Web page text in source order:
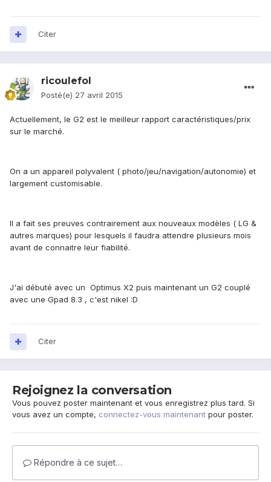
Citer
ricoulefol
Posté(e) 27 avril 2015
Actuellement, le G2 est le meilleur rapport caractéristiques/prix
sur le marché.
On a un appareil polyvalent ( photo/jeu/navigation/autonomie) et
largement customisable.
Il a fait ses preuves contrairement aux nouveaux modèles ( LG &
autres marques) pour lesquels il faudra attendre plusieurs mois
avant de connaitre leur fiabilité.
J'ai débuté avec un Optimus X2 puis maintenant un G2 couplé
avec une Gpad 8.3 , c'est nikel :D
Citer
Rejoignez la conversation
Vous pouvez poster maintenant et vous enregistrez plus tard. Si
vous avez un compte, connectez-vous maintenant pour poster.
Répondre à ce sujet…